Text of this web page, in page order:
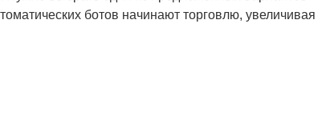
ботов начинают торговлю, увеличивая